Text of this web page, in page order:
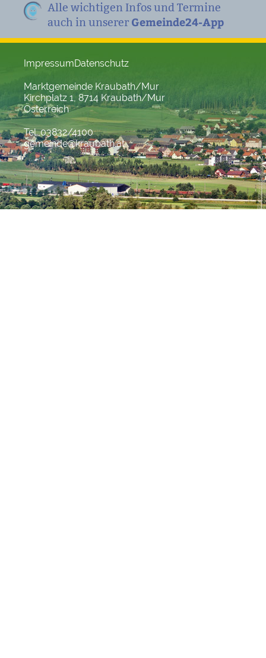
Alle wichtigen Infos und Termine
auch in unserer Gemeinde24-App
ImpressumDatenschutz
Marktgemeinde Kraubath/Mur
Kirchplatz 1, 8714 Kraubath/Mur
Österreich
Tel. 03832/4100
gemeinde@kraubath.at